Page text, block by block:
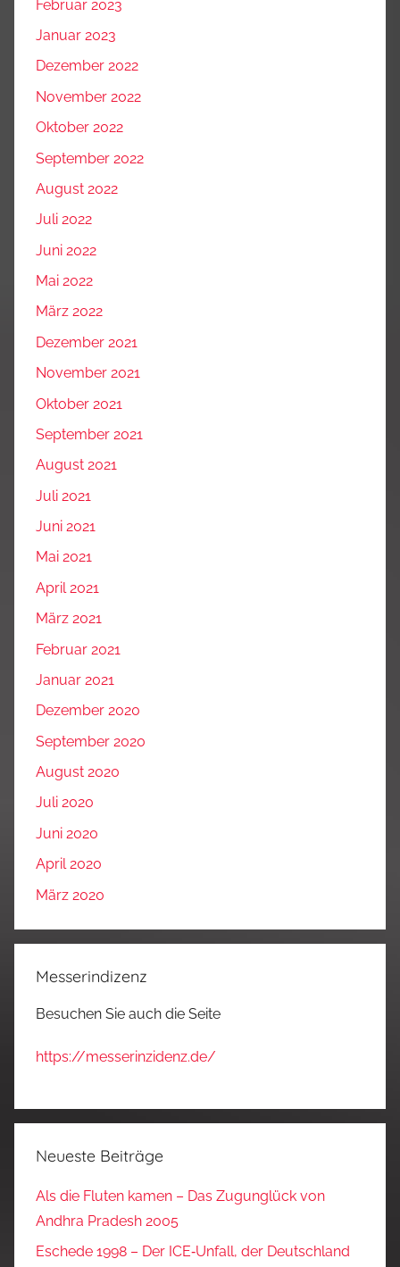
Februar 2023
Januar 2023
Dezember 2022
November 2022
Oktober 2022
September 2022
August 2022
Juli 2022
Juni 2022
Mai 2022
März 2022
Dezember 2021
November 2021
Oktober 2021
September 2021
August 2021
Juli 2021
Juni 2021
Mai 2021
April 2021
März 2021
Februar 2021
Januar 2021
Dezember 2020
September 2020
August 2020
Juli 2020
Juni 2020
April 2020
März 2020
Messerindizenz
Besuchen Sie auch die Seite
https://messerinzidenz.de/
Neueste Beiträge
Als die Fluten kamen – Das Zugunglück von
Andhra Pradesh 2005
Eschede 1998 – Der ICE‑Unfall, der Deutschland